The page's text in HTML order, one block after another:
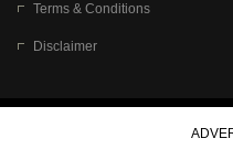
Terms & Conditions
Disclaimer